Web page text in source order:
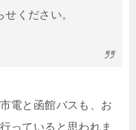
ください。
電と函館バスも、お
っていると思われま